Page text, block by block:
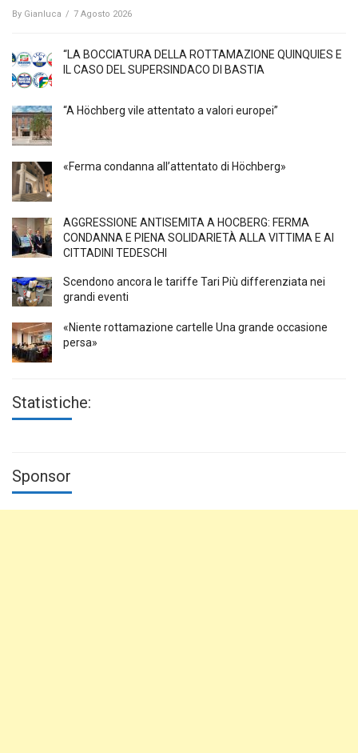
By Gianluca / 7 Agosto 2026
“LA BOCCIATURA DELLA ROTTAMAZIONE QUINQUIES E
IL CASO DEL SUPERSINDACO DI BASTIA
“A Höchberg vile attentato a valori europei”
«Ferma condanna all’attentato di Höchberg»
AGGRESSIONE ANTISEMITA A HÖCBERG: FERMA
CONDANNA E PIENA SOLIDARIETÀ ALLA VITTIMA E AI
CITTADINI TEDESCHI
Scendono ancora le tariffe Tari Più differenziata nei
grandi eventi
«Niente rottamazione cartelle Una grande occasione
persa»
Statistiche:
Sponsor